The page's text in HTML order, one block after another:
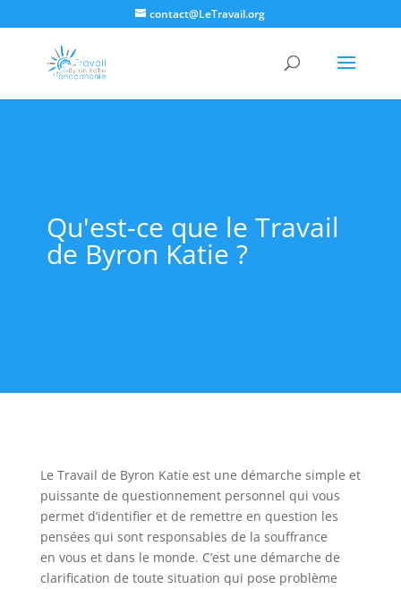
contact@LeTravail.org
Qu'est-ce que le Travail
de Byron Katie ?
Le Travail de Byron Katie est une démarche simple et
puissante de questionnement personnel qui vous
permet d’identifier et de remettre en question les
pensées qui sont responsables de la souffrance
en vous et dans le monde. C’est une démarche de
clarification de toute situation qui pose problème